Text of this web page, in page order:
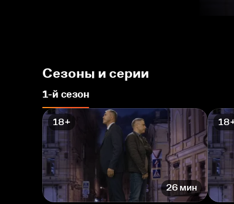
Сезоны и серии
1-й сезон
18+
26 мин